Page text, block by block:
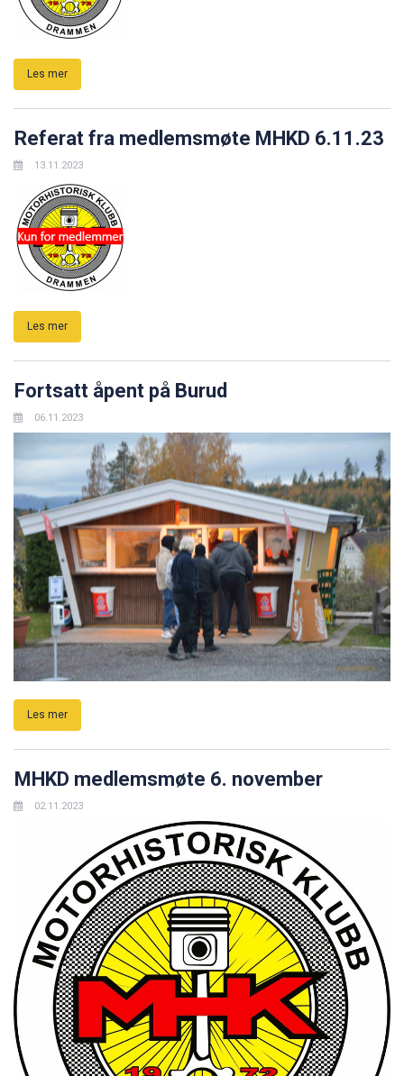
Les mer
Referat fra medlemsmøte MHKD 6.11.23
13.11.2023
Les mer
Fortsatt åpent på Burud
06.11.2023
Les mer
MHKD medlemsmøte 6. november
02.11.2023